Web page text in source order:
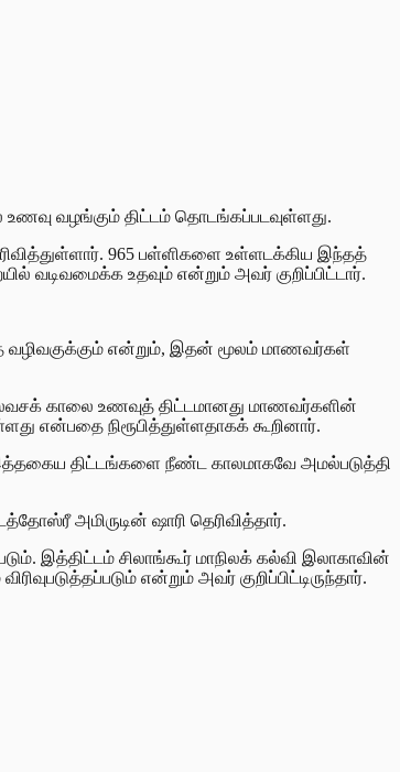
உணவு வழங்கும் திட்டம் தொடங்கப்படவுள்ளது.
965 பள்ளிகளை உள்ளடக்கிய இந்தத்
வடிவமைக்க உதவும் என்றும் அவர் குறிப்பிட்டார்.
வழிவகுக்கும் என்றும், இதன் மூலம் மாணவர்கள்
காலை உணவுத் திட்டமானது மாணவர்களின்
என்பதை நிரூபித்துள்ளதாகக் கூறினார்.
இத்தகைய திட்டங்களை நீண்ட காலமாகவே அமல்படுத்தி
அமிருடின் ஷாரி தெரிவித்தார்.
இத்திட்டம் சிலாங்கூர் மாநிலக் கல்வி இலாகாவின்
என்றும் அவர் குறிப்பிட்டிருந்தார்.